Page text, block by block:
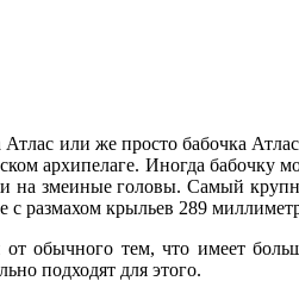
или же просто бабочка Атлас
архипелаге. Иногда бабочку
на змеиные головы. Самый
с размахом крыльев 289
обычного тем, что имеет
подходят для этого.